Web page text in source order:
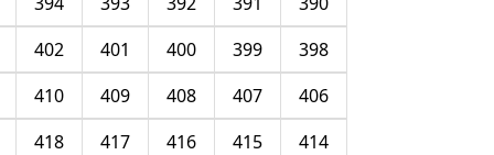
398
399
400
401
402
406
407
408
409
410
414
415
416
417
418